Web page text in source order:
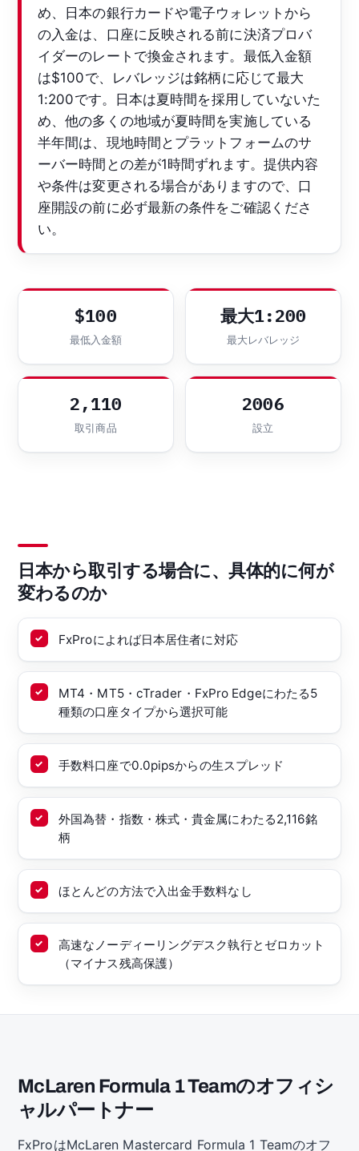
め、日本の銀行カードや電子ウォレットから
の入金は、口座に反映される前に決済プロバ
イダーのレートで換金されます。最低入金額
は$100で、レバレッジは銘柄に応じて最大
1:200です。日本は夏時間を採用していないた
め、他の多くの地域が夏時間を実施している
半年間は、現地時間とプラットフォームのサ
ーバー時間との差が1時間ずれます。提供内容
や条件は変更される場合がありますので、口
座開設の前に必ず最新の条件をご確認くださ
い。
$100
最低入金額
最大1:200
最大レバレッジ
2,110
取引商品
2006
設立
日本から取引する場合に、具体的に何が
変わるのか
FxProによれば日本居住者に対応
MT4・MT5・cTrader・FxPro Edgeにわたる5
種類の口座タイプから選択可能
手数料口座で0.0pipsからの生スプレッド
外国為替・指数・株式・貴金属にわたる2,116銘
柄
ほとんどの方法で入出金手数料なし
高速なノーディーリングデスク執行とゼロカット
（マイナス残高保護）
McLaren Formula 1 Teamのオフィシ
ャルパートナー
FxProはMcLaren Mastercard Formula 1 Teamのオフ